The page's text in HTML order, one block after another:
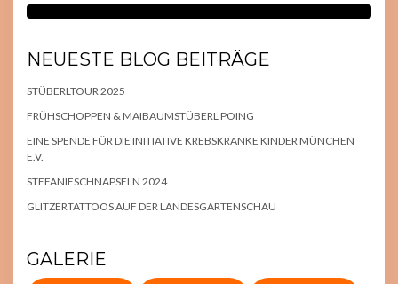
NEUESTE BLOG BEITRÄGE
STÜBERLTOUR 2025
FRÜHSCHOPPEN & MAIBAUMSTÜBERL POING
EINE SPENDE FÜR DIE INITIATIVE KREBSKRANKE KINDER MÜNCHEN
E.V.
STEFANIESCHNAPSELN 2024
GLITZERTATTOOS AUF DER LANDESGARTENSCHAU
GALERIE